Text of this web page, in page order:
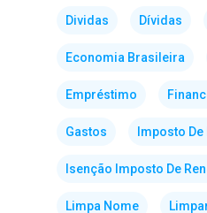
Dividas Dívidas
Economia Brasileira
Empréstimo
Gastos Imposto De
Isenção Imposto De
Limpa Nome